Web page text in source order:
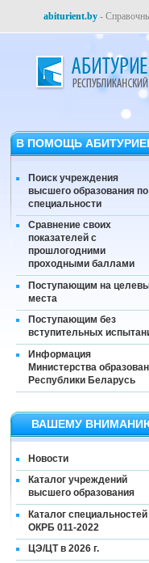
abiturient.by -
В ПОМОЩЬ
Поиск учреждения
высшего образования по
специальности
Сравнение своих
показателей с
прошлогодними
проходными баллами
Поступающим на
места
Поступающим без
вступительных
Информация
Министерства
Республики Беларусь
ВАШЕМУ
Новости
Каталог учреждений
высшего образования
Каталог специальностей
ОКРБ 011-2022
ЦЭ/ЦТ в 2026 г.